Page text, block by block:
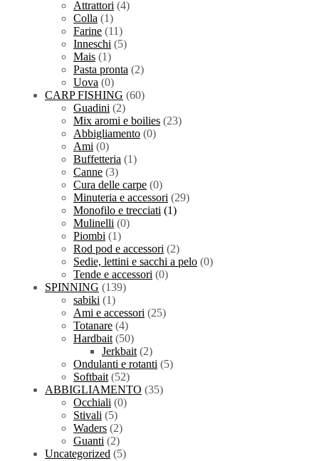
Attrattori (4)
Colla (1)
Farine (11)
Inneschi (5)
Mais (1)
Pasta pronta (2)
Uova (0)
CARP FISHING (60)
Guadini (2)
Mix aromi e boilies (23)
Abbigliamento (0)
Ami (0)
Buffetteria (1)
Canne (3)
Cura delle carpe (0)
Minuteria e accessori (29)
Monofilo e trecciati (1)
Mulinelli (0)
Piombi (1)
Rod pod e accessori (2)
Sedie, lettini e sacchi a pelo (0)
Tende e accessori (0)
SPINNING (139)
sabiki (1)
Ami e accessori (25)
Totanare (4)
Hardbait (50)
Jerkbait (2)
Ondulanti e rotanti (5)
Softbait (52)
ABBIGLIAMENTO (35)
Occhiali (0)
Stivali (5)
Waders (2)
Guanti (2)
Uncategorized (5)